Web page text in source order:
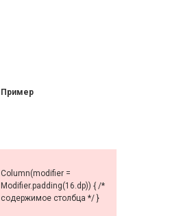
Пример
Column(modifier =
Modifier.padding(16.dp)) { /*
содержимое столбца */ }